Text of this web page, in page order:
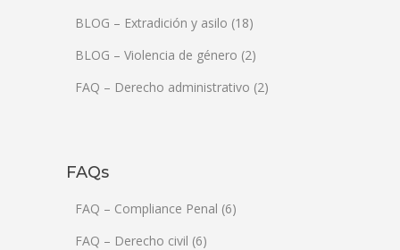
BLOG – Extradición y asilo (18)
BLOG – Violencia de género (2)
FAQ – Derecho administrativo (2)
FAQs
FAQ – Compliance Penal (6)
FAQ – Derecho civil (6)